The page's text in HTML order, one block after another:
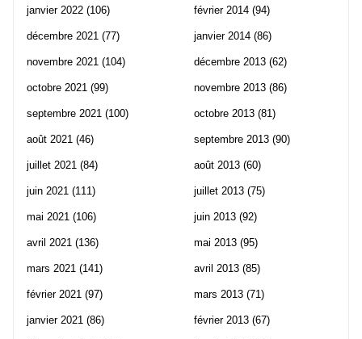
janvier 2022 (106)
décembre 2021 (77)
novembre 2021 (104)
octobre 2021 (99)
septembre 2021 (100)
août 2021 (46)
juillet 2021 (84)
juin 2021 (111)
mai 2021 (106)
avril 2021 (136)
mars 2021 (141)
février 2021 (97)
janvier 2021 (86)
février 2014 (94)
janvier 2014 (86)
décembre 2013 (62)
novembre 2013 (86)
octobre 2013 (81)
septembre 2013 (90)
août 2013 (60)
juillet 2013 (75)
juin 2013 (92)
mai 2013 (95)
avril 2013 (85)
mars 2013 (71)
février 2013 (67)